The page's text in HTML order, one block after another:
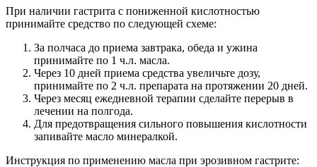
При наличии гастрита с пониженной кислотностью
принимайте средство по следующей схеме:
За полчаса до приема завтрака, обеда и ужина
принимайте по 1 ч.л. масла.
Через 10 дней приема средства увеличьте дозу,
принимайте по 2 ч.л. препарата на протяжении 20 дней.
Через месяц ежедневной терапии сделайте перерыв в
лечении на полгода.
Для предотвращения сильного повышения кислотности
запивайте масло минералкой.
Инструкция по применению масла при эрозивном гастрите: